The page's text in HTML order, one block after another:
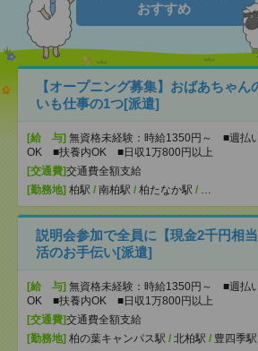
おすすめ
【オープニング募集】おばあちゃん
いも仕事の1つ[派遣]
[給 与] 無資格未経験：時給1350円～ ■週払
OK ■扶養内OK ■日収1万800円以上
[交通費]交通費全額支給
[勤務地] 柏駅 / 南柏駅 / 柏たなか駅 / …
説明会参加で全員に【現金2千円相
活のお手伝い[派遣]
[給 与] 無資格未経験：時給1350円～ ■週払
OK ■扶養内OK ■日収1万800円以上
[交通費]交通費全額支給
[勤務地] 柏の葉キャンパス駅 / 北柏駅 / 豊四季駅